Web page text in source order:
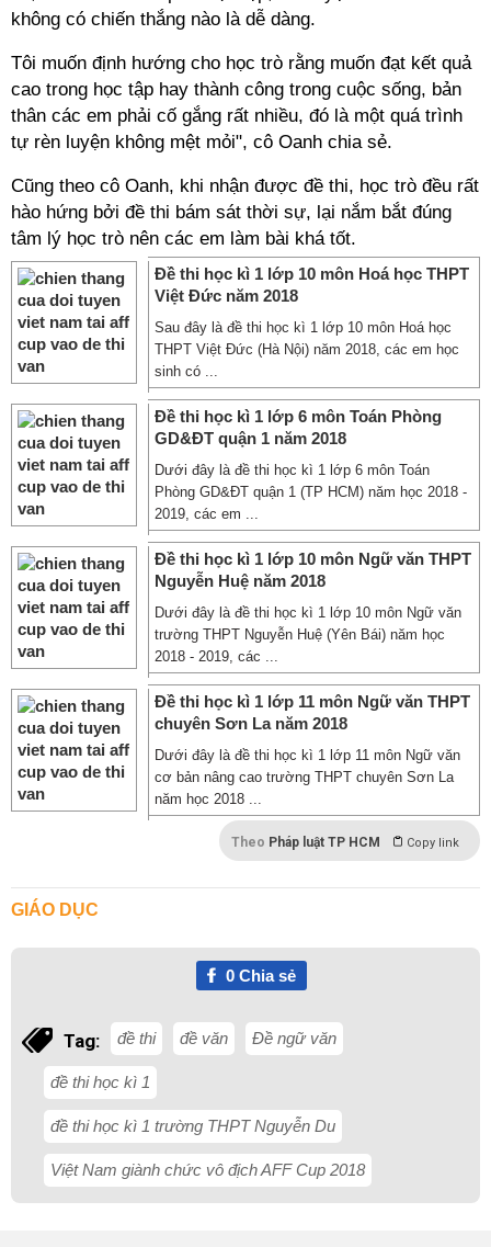
không có chiến thắng nào là dễ dàng.
Tôi muốn định hướng cho học trò rằng muốn đạt kết quả
cao trong học tập hay thành công trong cuộc sống, bản
thân các em phải cố gắng rất nhiều, đó là một quá trình
tự rèn luyện không mệt mỏi", cô Oanh chia sẻ.
Cũng theo cô Oanh, khi nhận được đề thi, học trò đều rất
hào hứng bởi đề thi bám sát thời sự, lại nắm bắt đúng
tâm lý học trò nên các em làm bài khá tốt.
Đề thi học kì 1 lớp 10 môn Hoá học THPT
Việt Đức năm 2018
Sau đây là đề thi học kì 1 lớp 10 môn Hoá học
THPT Việt Đức (Hà Nội) năm 2018, các em học
sinh có ...
Đề thi học kì 1 lớp 6 môn Toán Phòng
GD&ĐT quận 1 năm 2018
Dưới đây là đề thi học kì 1 lớp 6 môn Toán
Phòng GD&ĐT quận 1 (TP HCM) năm học 2018 -
2019, các em ...
Đề thi học kì 1 lớp 10 môn Ngữ văn THPT
Nguyễn Huệ năm 2018
Dưới đây là đề thi học kì 1 lớp 10 môn Ngữ văn
trường THPT Nguyễn Huệ (Yên Bái) năm học
2018 - 2019, các ...
Đề thi học kì 1 lớp 11 môn Ngữ văn THPT
chuyên Sơn La năm 2018
Dưới đây là đề thi học kì 1 lớp 11 môn Ngữ văn
cơ bản nâng cao trường THPT chuyên Sơn La
năm học 2018 ...
Theo Pháp luật TP HCM Copy link
GIÁO DỤC
0Chia sẻ
Tag: đề thi đề văn Đề ngữ văn
đề thi học kì 1
đề thi học kì 1 trường THPT Nguyễn Du
Việt Nam giành chức vô địch AFF Cup 2018